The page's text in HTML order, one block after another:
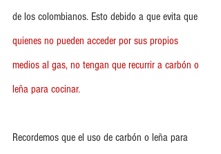
de los colombianos. Esto debido a que evita que
quienes no pueden acceder por sus propios
medios al gas, no tengan que recurrir a carbón o
leña para cocinar.
Recordemos que el uso de carbón o leña para